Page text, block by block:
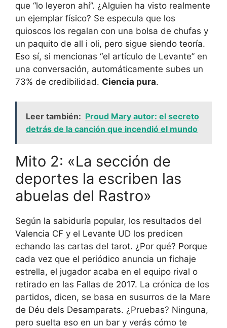
que “lo leyeron ahí”. ¿Alguien ha visto realmente
un ejemplar físico? Se especula que los
quioscos los regalan con una bolsa de chufas y
un paquito de all i oli, pero sigue siendo teoría.
Eso sí, si mencionas “el artículo de Levante” en
una conversación, automáticamente subes un
73% de credibilidad. Ciencia pura.
Leer también: Proud Mary autor: el secreto
detrás de la canción que incendió el mundo
Mito 2: «La sección de
deportes la escriben las
abuelas del Rastro»
Según la sabiduría popular, los resultados del
Valencia CF y el Levante UD los predicen
echando las cartas del tarot. ¿Por qué? Porque
cada vez que el periódico anuncia un fichaje
estrella, el jugador acaba en el equipo rival o
retirado en las Fallas de 2017. La crónica de los
partidos, dicen, se basa en susurros de la Mare
de Déu dels Desamparats. ¿Pruebas? Ninguna,
pero suelta eso en un bar y verás cómo te